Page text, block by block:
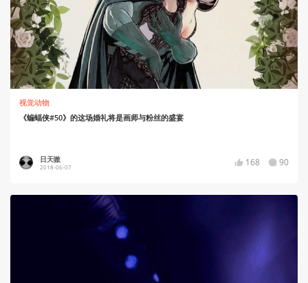
视觉动物
《蝙蝠侠#50》的这场婚礼将是画师与粉丝的盛宴
日天嗷
2018-06-07 168 90